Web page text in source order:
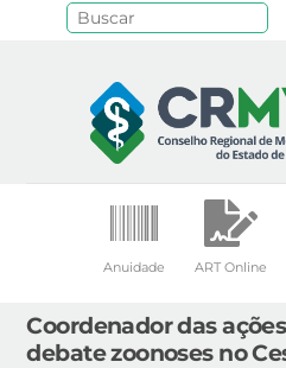
Anuidade ART Online
Coordenador das
debate zoonoses no